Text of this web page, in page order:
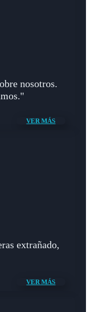
nosotros.
VER MÁS
extrañado,
VER MÁS